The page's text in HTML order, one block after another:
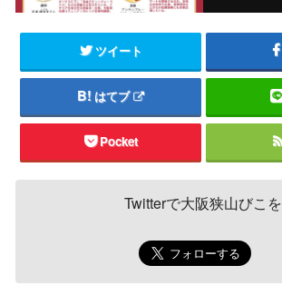
ツイート
はてブ
Pocket
Twitterで大阪狭山びこを